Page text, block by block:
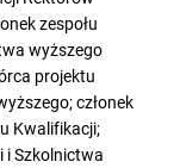
zespołu
wyższego
projektu
członek
Kwalifikacji;
i Szkolnictwa